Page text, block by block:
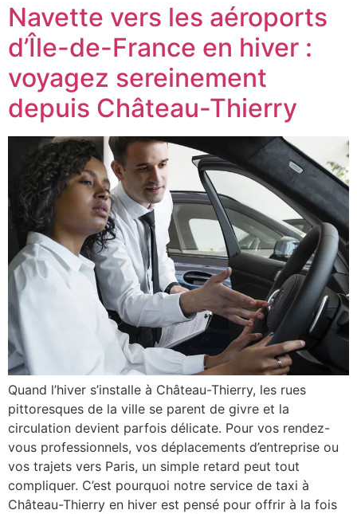
Navette vers les aéroports
d’Île-de-France en hiver :
voyagez sereinement
depuis Château-Thierry
Quand l’hiver s’installe à Château-Thierry, les rues
pittoresques de la ville se parent de givre et la
circulation devient parfois délicate. Pour vos rendez-
vous professionnels, vos déplacements d’entreprise ou
vos trajets vers Paris, un simple retard peut tout
compliquer. C’est pourquoi notre service de taxi à
Château-Thierry en hiver est pensé pour offrir à la fois